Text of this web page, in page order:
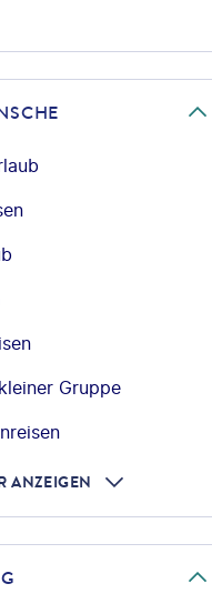
Gruppe
ANZEIGEN